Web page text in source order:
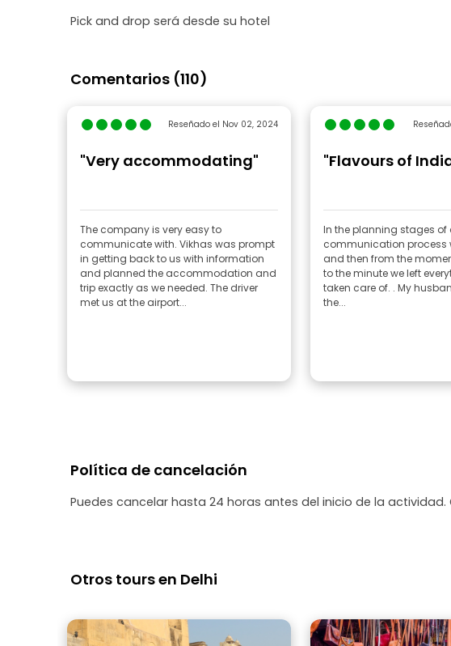
Pick and drop será desde su hotel
Comentarios (110)
Reseñado el Nov 02, 2024
"Very accommodating"
The company is very easy to
communicate with. Vikhas was prompt
in getting back to us with information
and planned the accommodation and
trip exactly as we needed. The driver
met us at the airport...
"Flavours of
In the planning stages of
communication process
and then from the
to the minute we left
taken care of. . My
the...
Política de cancelación
Puedes cancelar hasta 24 horas antes del inicio de la
Otros tours en Delhi